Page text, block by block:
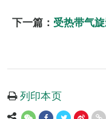
下一篇： 受热带气
列印本页